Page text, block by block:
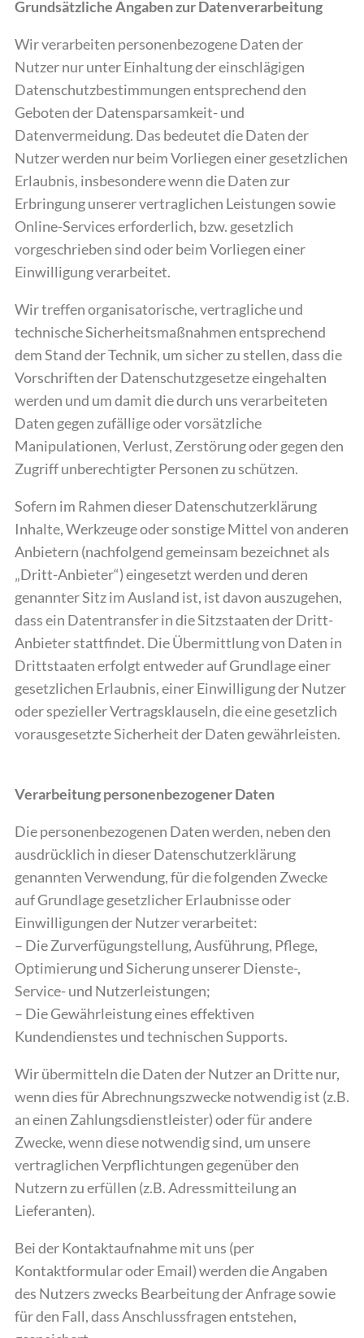
Grundsätzliche Angaben zur Datenverarbeitung
Wir verarbeiten personenbezogene Daten der
Nutzer nur unter Einhaltung der einschlägigen
Datenschutzbestimmungen entsprechend den
Geboten der Datensparsamkeit- und
Datenvermeidung. Das bedeutet die Daten der
Nutzer werden nur beim Vorliegen einer gesetzlichen
Erlaubnis, insbesondere wenn die Daten zur
Erbringung unserer vertraglichen Leistungen sowie
Online-Services erforderlich, bzw. gesetzlich
vorgeschrieben sind oder beim Vorliegen einer
Einwilligung verarbeitet.
Wir treffen organisatorische, vertragliche und
technische Sicherheitsmaßnahmen entsprechend
dem Stand der Technik, um sicher zu stellen, dass die
Vorschriften der Datenschutzgesetze eingehalten
werden und um damit die durch uns verarbeiteten
Daten gegen zufällige oder vorsätzliche
Manipulationen, Verlust, Zerstörung oder gegen den
Zugriff unberechtigter Personen zu schützen.
Sofern im Rahmen dieser Datenschutzerklärung
Inhalte, Werkzeuge oder sonstige Mittel von anderen
Anbietern (nachfolgend gemeinsam bezeichnet als
„Dritt-Anbieter“) eingesetzt werden und deren
genannter Sitz im Ausland ist, ist davon auszugehen,
dass ein Datentransfer in die Sitzstaaten der Dritt-
Anbieter stattfindet. Die Übermittlung von Daten in
Drittstaaten erfolgt entweder auf Grundlage einer
gesetzlichen Erlaubnis, einer Einwilligung der Nutzer
oder spezieller Vertragsklauseln, die eine gesetzlich
vorausgesetzte Sicherheit der Daten gewährleisten.
Verarbeitung personenbezogener Daten
Die personenbezogenen Daten werden, neben den
ausdrücklich in dieser Datenschutzerklärung
genannten Verwendung, für die folgenden Zwecke
auf Grundlage gesetzlicher Erlaubnisse oder
Einwilligungen der Nutzer verarbeitet:
– Die Zurverfügungstellung, Ausführung, Pflege,
Optimierung und Sicherung unserer Dienste-,
Service- und Nutzerleistungen;
– Die Gewährleistung eines effektiven
Kundendienstes und technischen Supports.
Wir übermitteln die Daten der Nutzer an Dritte nur,
wenn dies für Abrechnungszwecke notwendig ist (z.B.
an einen Zahlungsdienstleister) oder für andere
Zwecke, wenn diese notwendig sind, um unsere
vertraglichen Verpflichtungen gegenüber den
Nutzern zu erfüllen (z.B. Adressmitteilung an
Lieferanten).
Bei der Kontaktaufnahme mit uns (per
Kontaktformular oder Email) werden die Angaben
des Nutzers zwecks Bearbeitung der Anfrage sowie
für den Fall, dass Anschlussfragen entstehen,